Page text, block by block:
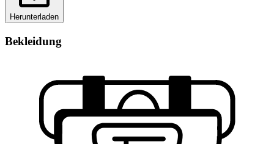
Herunterladen
Bekleidung